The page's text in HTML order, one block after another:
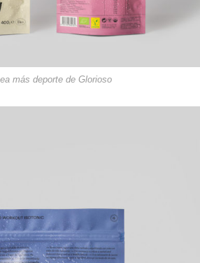
más deporte de Glorioso